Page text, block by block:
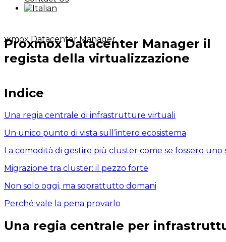
Proxmox Datacenter Manager il
regista della virtualizzazione
Indice
Una regia centrale di infrastrutture virtuali
Un unico punto di vista sull’intero ecosistema
La comodità di gestire più cluster come se fossero uno
Migrazione tra cluster: il pezzo forte
Non solo oggi, ma soprattutto domani
Perché vale la pena provarlo
Una regia centrale per